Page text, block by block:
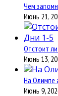
Чем
Июнь 21,
Отстоит
Июнь 13,
На Олимпе
Июнь 9,